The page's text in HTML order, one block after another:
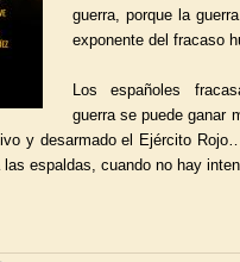
guerra, porque la
exponente del fracaso
Los españoles
guerra se puede ganar
y desarmado el Ejército
espaldas, cuando no hay